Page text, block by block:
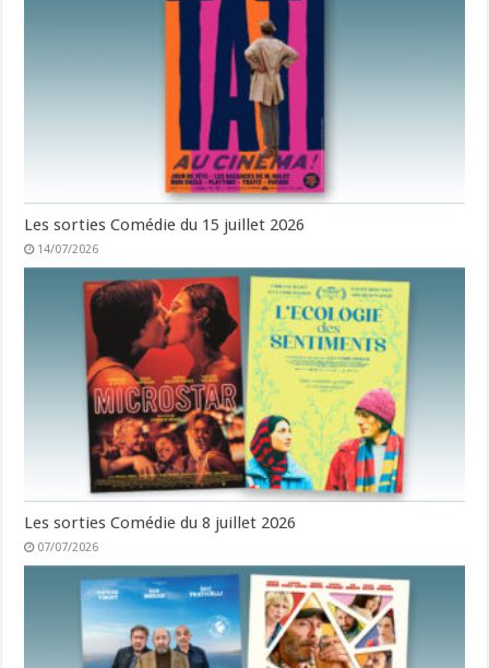
Les sorties Comédie du 15 juillet 2026
14/07/2026
Les sorties Comédie du 8 juillet 2026
07/07/2026